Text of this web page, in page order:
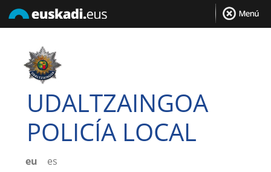
UDALTZAINGOA
POLICÍA LOCAL
eu es